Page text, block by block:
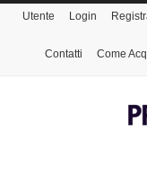
Utente Login
Contatti Come